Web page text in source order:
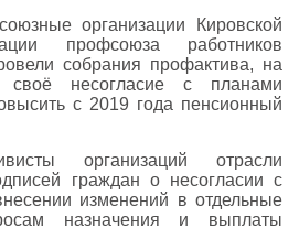
организации Кировской
профсоюза работников
собрания профактива, на
своё несогласие с планами
с 2019 года пенсионный
организаций отрасли
граждан о несогласии с
изменений в отдельные
назначения и выплаты